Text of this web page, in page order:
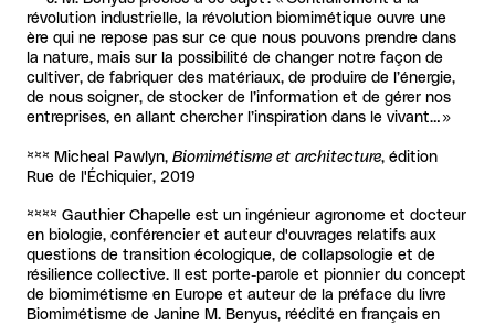
révolution industrielle, la révolution biomimétique ouvre une
ère qui ne repose pas sur ce que nous pouvons prendre dans
la nature, mais sur la possibilité de changer notre façon de
cultiver, de fabriquer des matériaux, de produire de l’énergie,
de nous soigner, de stocker de l’information et de gérer nos
entreprises, en allant chercher l’inspiration dans le vivant… »
*** Micheal Pawlyn, Biomimétisme et architecture, édition
Rue de l'Échiquier, 2019
**** Gauthier Chapelle est un ingénieur agronome et docteur
en biologie, conférencier et auteur d'ouvrages relatifs aux
questions de transition écologique, de collapsologie et de
résilience collective. Il est porte-parole et pionnier du concept
de biomimétisme en Europe et auteur de la préface du livre
Biomimétisme de Janine M. Benyus, réédité en français en